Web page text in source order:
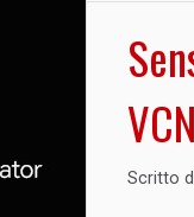
Scritto